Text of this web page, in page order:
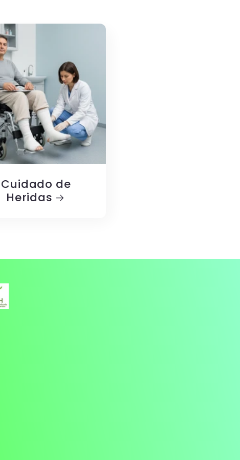
Cuidado de
Heridas